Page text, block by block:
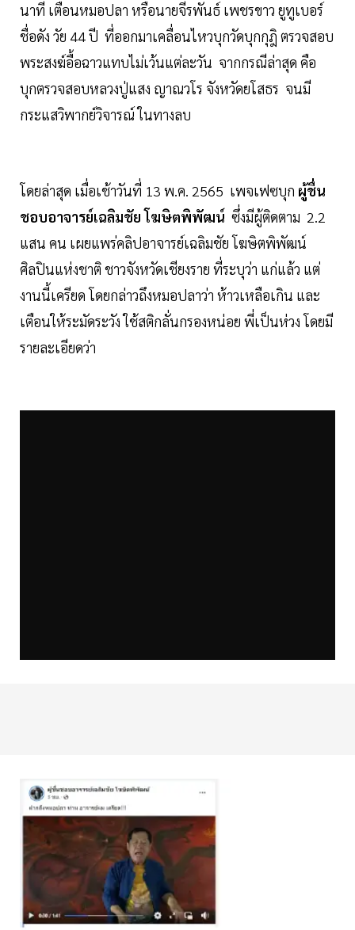
นาที เตือนหมอปลา หรือนายจีรพันธ์ เพชรขาว ยูทูเบอร์
ชื่อดัง วัย 44 ปี ที่ออกมาเคลื่อนไหวบุกวัดบุกกุฎิ ตรวจสอบ
พระสงฆ์อื้อฉาวแทบไม่เว้นแต่ละวัน จากกรณีล่าสุด คือ
บุกตรวจสอบหลวงปู่แสง ญาณวโร จังหวัดยโสธร จนมี
กระแสวิพากย์วิจารณ์ ในทางลบ
โดยล่าสุด เมื่อเช้าวันที่ 13 พ.ค. 2565 เพจเฟซบุก ผู้ชื่น
ชอบอาจารย์เฉลิมชัย โฆษิตพิพัฒน์ ซึ่งมีผู้ติดตาม 2.2
แสน คน เผยแพร่คลิปอาจารย์เฉลิมชัย โฆษิตพิพัฒน์
ศิลปินแห่งชาติ ชาวจังหวัดเชียงราย ที่ระบุว่า แก่แล้ว แต่
งานนี้เครียด โดยกล่าวถึงหมอปลาว่า ห้าวเหลือเกิน และ
เตือนให้ระมัดระวัง ใช้สติกลั่นกรองหน่อย พี่เป็นห่วง โดยมี
รายละเอียดว่า